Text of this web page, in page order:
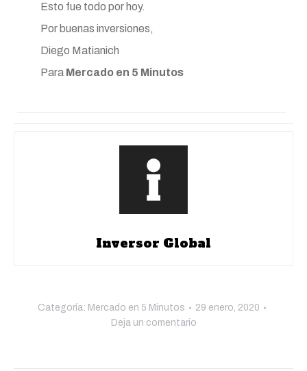
Esto fue todo por hoy.
Por buenas inversiones,
Diego Matianich
Para Mercado en 5 Minutos
Inversor Global
Categoría: Mercado en 5 Minutos
29 enero, 2020
Deja un comentario